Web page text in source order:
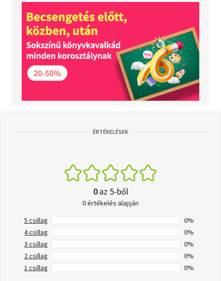
ÉRTÉKELÉSEK
0az 5-ből
0 értékelés alapján
5 csillag
0%
4 csillag
0%
3 csillag
0%
2 csillag
0%
1 csillag
0%